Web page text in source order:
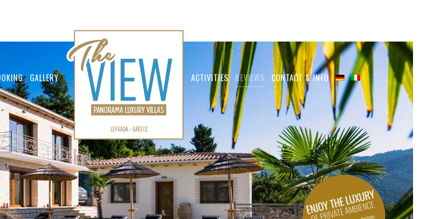
GALLERY ACTIVITIES REVIEWS CONTACT & INFO